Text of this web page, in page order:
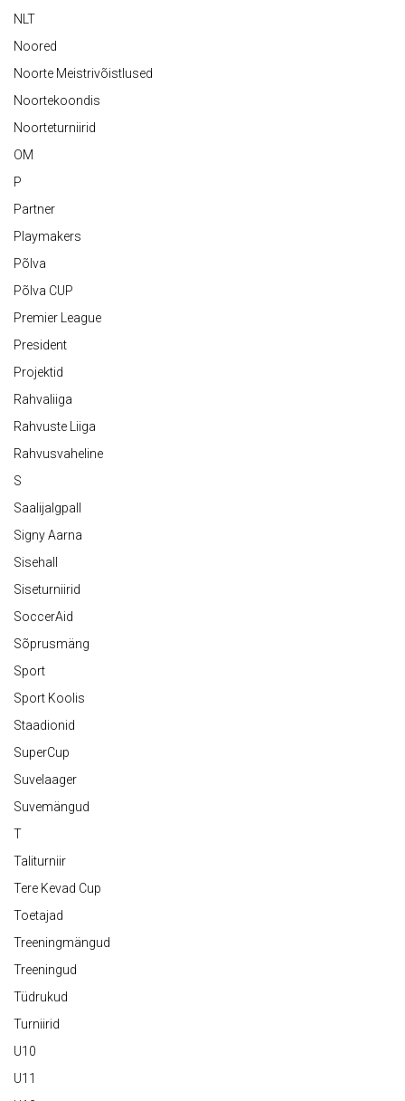
NLT
Noored
Noorte Meistrivõistlused
Noortekoondis
Noorteturniirid
OM
P
Partner
Playmakers
Põlva
Põlva CUP
Premier League
President
Projektid
Rahvaliiga
Rahvuste Liiga
Rahvusvaheline
S
Saalijalgpall
Signy Aarna
Sisehall
Siseturniirid
SoccerAid
Sõprusmäng
Sport
Sport Koolis
Staadionid
SuperCup
Suvelaager
Suvemängud
T
Taliturniir
Tere Kevad Cup
Toetajad
Treeningmängud
Treeningud
Tüdrukud
Turniirid
U10
U11